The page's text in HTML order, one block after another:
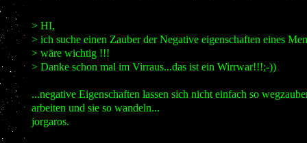
> HI,
> ich suche einen Zauber der Negative eigenschaften eines
> wäre wichtig !!!
> Danke schon mal im Virraus...das ist ein Wirrwar!!!;-))
...negative Eigenschaften lassen sich nicht einfach so
arbeiten und sie so wandeln...
jorgaros.